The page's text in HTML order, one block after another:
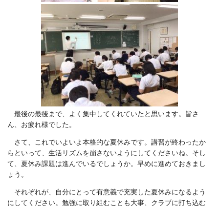
最後の最後まで、よく集中してくれていたと思います。皆さ
ん、お疲れ様でした。
さて、これでいよいよ本格的な夏休みです。講習が終わったか
らといって、生活リズムを崩さないようにしてくださいね。そし
て、夏休み課題は進んでいるでしょうか。早めに進めておきまし
ょう。
それぞれが、自分にとって有意義で充実した夏休みになるよう
にしてください。勉強に取り組むことも大事、クラブに打ち込む